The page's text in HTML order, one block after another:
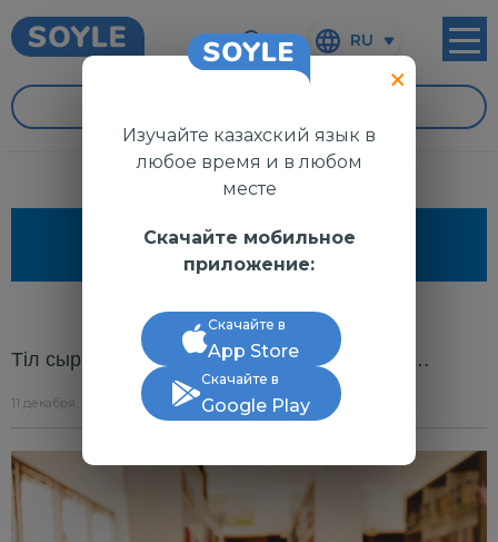
RU
ПОЛЕЗНО ЗНАТЬ
Тіл сырына саяхат. Артық болмас, білгенің…
11 декабря, 3:04
Изучайте казахский язык в
любое время и в любом
месте
Скачайте мобильное
приложение:
Скачайте в
App Store
Скачайте в
Google Play